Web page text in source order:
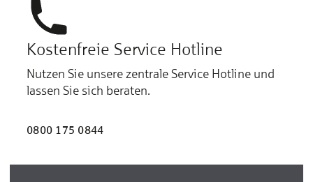
Kostenfreie Service Hotline
Nutzen Sie unsere zentrale Service Hotline und
lassen Sie sich beraten.
0800 175 0844